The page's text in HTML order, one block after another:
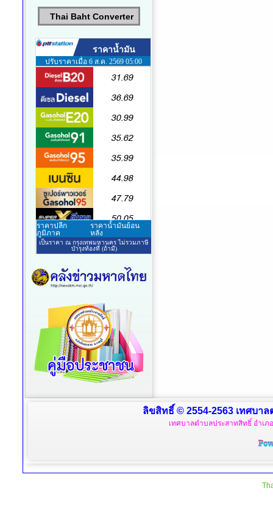
Thai Baht Converter
ลิขสิทธิ์ © 2554-2563 เทศบา
เทศบาลตำบลประสาทสิทธิ์ อำเภ